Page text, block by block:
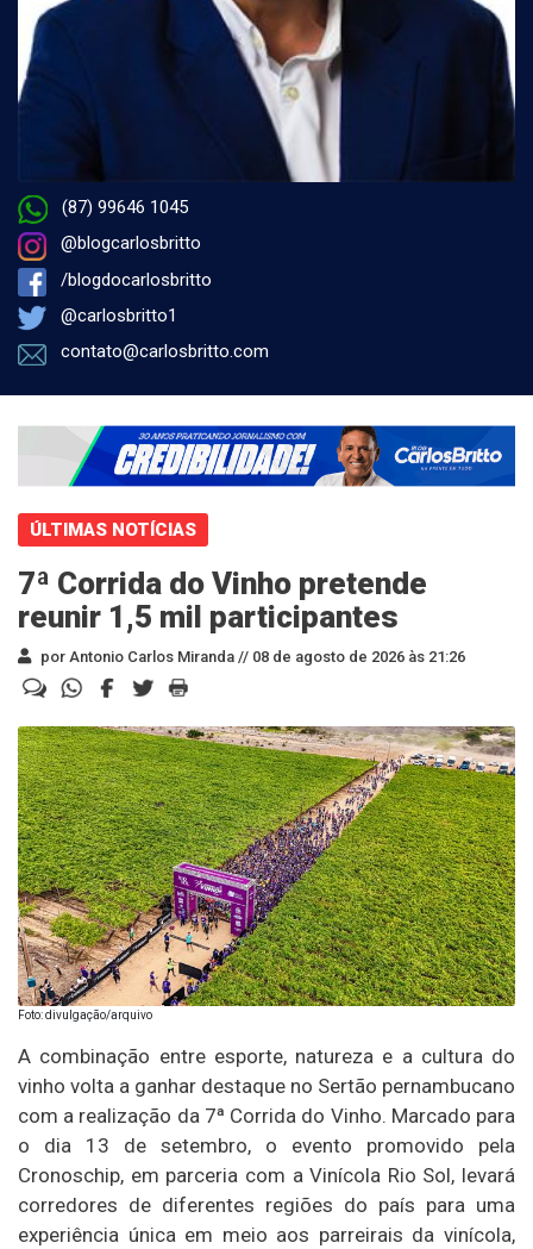
(87) 99646 1045
@blogcarlosbritto
/blogdocarlosbritto
@carlosbritto1
contato@carlosbritto.com
ÚLTIMAS NOTÍCIAS
7ª Corrida do Vinho pretende
reunir 1,5 mil participantes
por Antonio Carlos Miranda // 08 de agosto de 2026 às 21:26
Foto: divulgação/arquivo
A combinação entre esporte, natureza e a cultura do
vinho volta a ganhar destaque no Sertão pernambucano
com a realização da 7ª Corrida do Vinho. Marcado para
o dia 13 de setembro, o evento promovido pela
Cronoschip, em parceria com a Vinícola Rio Sol, levará
corredores de diferentes regiões do país para uma
experiência única em meio aos parreirais da vinícola,